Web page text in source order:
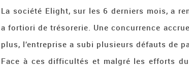
La société Elight, sur les 6 derniers mois, a
a fortiori de trésorerie. Une concurrence
plus, l’entreprise a subi plusieurs défauts de
Face à ces difficultés et malgré les efforts